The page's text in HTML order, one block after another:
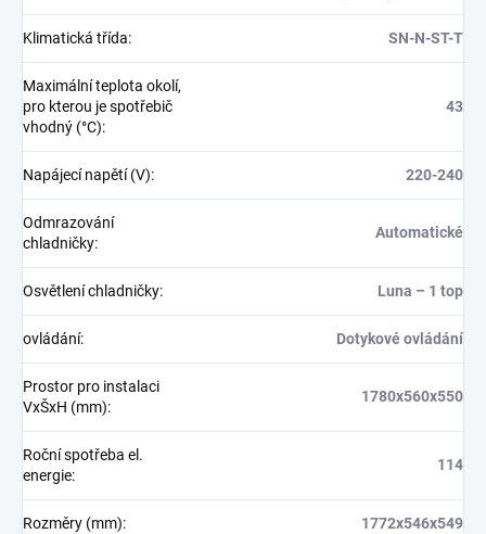
Klimatická třída: SN-N-ST-T
Maximální teplota okolí,
pro kterou je spotřebič
vhodný (°C):
43
Napájecí napětí (V): 220-240
Odmrazování
chladničky:
Automatické
Osvětlení chladničky: Luna – 1 top
ovládání: Dotykové ovládání
Prostor pro instalaci
VxŠxH (mm):
1780x560x550
Roční spotřeba el.
energie:
114
Rozměry (mm): 1772x546x549